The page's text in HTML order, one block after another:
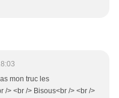
mon truc les
/> <br /> Bisous<br /> <br />